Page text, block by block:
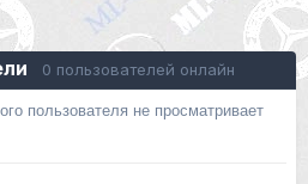
0 пользователей онлайн
пользователя не просматривает